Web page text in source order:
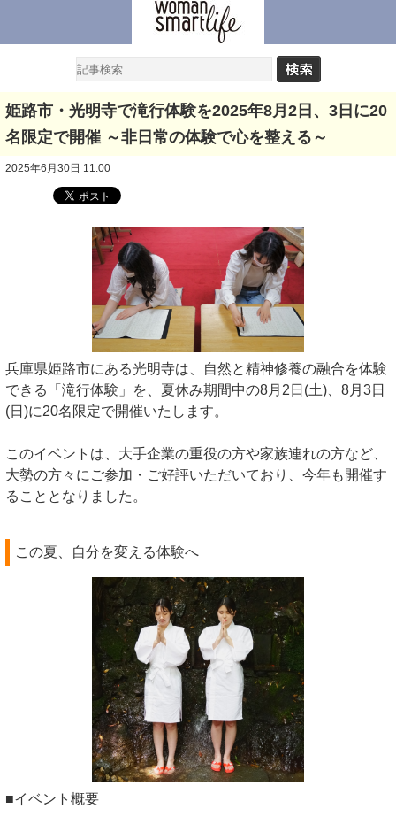
姫路市・光明寺で滝行体験を2025年8月2日、3日に20
名限定で開催 ～非日常の体験で心を整える～
2025年6月30日 11:00
兵庫県姫路市にある光明寺は、自然と精神修養の融合を体験
できる「滝行体験」を、夏休み期間中の8月2日(土)、8月3日
(日)に20名限定で開催いたします。
このイベントは、大手企業の重役の方や家族連れの方など、
大勢の方々にご参加・ご好評いただいており、今年も開催す
ることとなりました。
この夏、自分を変える体験へ
■イベント概要